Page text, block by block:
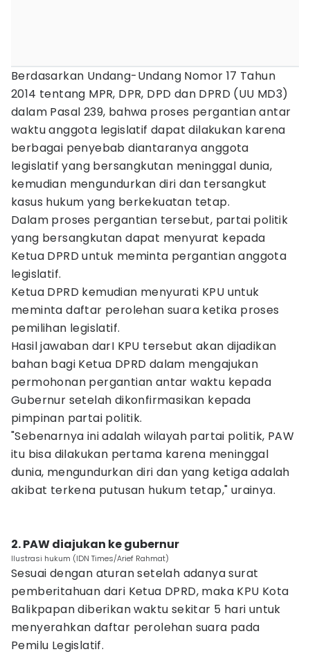
Berdasarkan Undang-Undang Nomor 17 Tahun
2014 tentang MPR, DPR, DPD dan DPRD (UU MD3)
dalam Pasal 239, bahwa proses pergantian antar
waktu anggota legislatif dapat dilakukan karena
berbagai penyebab diantaranya anggota
legislatif yang bersangkutan meninggal dunia,
kemudian mengundurkan diri dan tersangkut
kasus hukum yang berkekuatan tetap.
Dalam proses pergantian tersebut, partai politik
yang bersangkutan dapat menyurat kepada
Ketua DPRD untuk meminta pergantian anggota
legislatif.
Ketua DPRD kemudian menyurati KPU untuk
meminta daftar perolehan suara ketika proses
pemilihan legislatif.
Hasil jawaban darI KPU tersebut akan dijadikan
bahan bagi Ketua DPRD dalam mengajukan
permohonan pergantian antar waktu kepada
Gubernur setelah dikonfirmasikan kepada
pimpinan partai politik.
"Sebenarnya ini adalah wilayah partai politik, PAW
itu bisa dilakukan pertama karena meninggal
dunia, mengundurkan diri dan yang ketiga adalah
akibat terkena putusan hukum tetap," urainya.
2. PAW diajukan ke gubernur
Ilustrasi hukum (IDN Times/Arief Rahmat)
Sesuai dengan aturan setelah adanya surat
pemberitahuan dari Ketua DPRD, maka KPU Kota
Balikpapan diberikan waktu sekitar 5 hari untuk
menyerahkan daftar perolehan suara pada
Pemilu Legislatif.